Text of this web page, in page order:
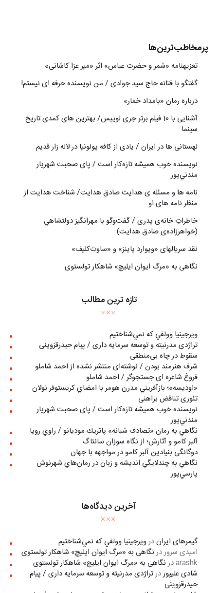
پرمخاطب‌ترین‌ها
تعزیه‎نامه‏ «شمر و حضرت عباس» اثر «میر عزا کاشانی»
گفتگو با فتانه حاج سید جوادی / من نویسنده حرفه ای نیستم!
درباره رمان «بامداد خمار»
آشنایی با 10 فیلم برتر جری لوییس/ بهترین های کمدی تاریخ
سینما
لهستانی ها در ایران / یادی از کافه پولونیا در لاله زار قدیم
نويسنده خوب هميشه تازه‌كار است / پای صحبت شهريار
مندني‌پور
نامه ها و مسئله ی هدایت صادق هدایت/ شناخت هدایت از
منظر نامه های او
خاطراتِ خانه‌ی پدری / گفت‌وگو با مهرانگيز دولتشاهي
(خواهرزاده‌ی صادق هدايت)
نقد سریالهای «ویوارد پاینز» و «ساوت‌کلیف»
نگاهی به «مرگ ايوان ايليچ» شاهکار تولستوی
تازه ترین مطالب
ويرجينيا وولفي كه نمي‌شناختيم
تراژدی مدرنیته و توسعه سرمایه داری / پیام حیدرقزوینی
سقوط در چاه بی‌منطقی
شرف هنرمند بودن / نوشته‌ای منتشر نشده از احمد شاملو
فروغ شاعره ای جستجوگر / احمد شاملو
«اوديسه»؛ بازآفريني مدرن هومر با امضاي كريستوفر نولان
تئوری تناقض براهنی
نويسنده خوب هميشه تازه‌كار است / پای صحبت شهريار
مندني‌پور
نگاهي به رمان «تصادف شبانه» پاتريك موديانو / راوي رويا
آلبر کامو و آثارش؛ از نگاه سوزان سانتاگ
دوگانگی بنیادین آلبر کامو در مواجهه با جهان
نگاهي به چندلايگي انديشه و زبان در رمان‌هاي شهرنوش
پارسي‌پور
آخرین دیدگاه‌ها
گیمرهای ایراندرويرجينيا وولفي كه نمي‌شناختيم
امیدی سروردر نگاهی به «مرگ ايوان ايليچ» شاهکار تولستوی
arashkدر نگاهی به «مرگ ايوان ايليچ» شاهکار تولستوی
شادی علیپوردرتراژدی مدرنیته و توسعه سرمایه داری / پیام
حیدرقزوینی